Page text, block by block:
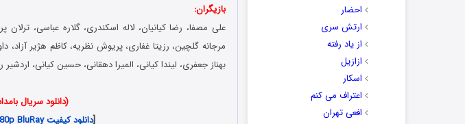
احضار
ارتش سری
از یاد رفته
ازازیل
اسکار
اعتراف می کنم
افعی تهران
بازیگران:
علی مصفا، رضا کیانیان، لاله اسکندری، گلاره عباسی، ترلان
مرجانه گلچین، رزیتا غفاری، پریوش نظریه، کاظم هژیر آزاد،
بهناز جعفری، لیندا کیانی، المیرا دهقانی، حسین کیانی،
(دانلود سریال
[دانلود کیفیت 1080p BluRay با حجم 3.72 گیگابایت